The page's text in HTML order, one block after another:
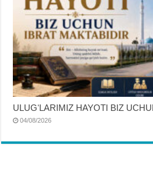
ULUGʻLARIMIZ HAYOTI BIZ
04/08/2026